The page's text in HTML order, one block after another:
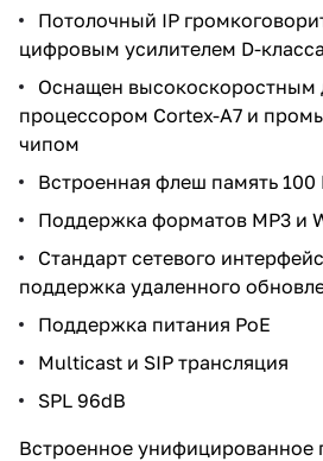
Потолочный IP
цифровым усилителем D-
Оснащен высокоскоростным
процессором Cortex-A7 и
чипом
Встроенная флеш память
Поддержка форматов MP3 и
Стандарт сетевого
поддержка удаленного
Поддержка питания PoE
Multicast и SIP трансляция
SPL 96dB
Встроенное унифицированное